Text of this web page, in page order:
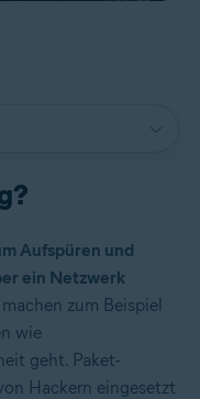
Aufspüren und
ein Netzwerk
zum Beispiel
wie
geht. Paket-
Hackern eingesetzt